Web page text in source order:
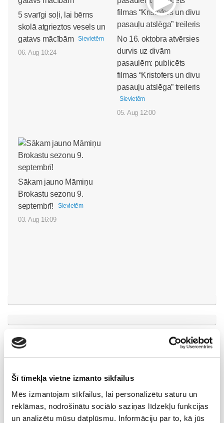
Šī tīmekļa vietne izmanto sīkfailus
Mēs izmantojam sīkfailus, lai personalizētu saturu un
reklāmas, nodrošinātu sociālo saziņas līdzekļu funkcijas
un analizētu mūsu datplūsmu. Informāciju par to, kā jūs
5 svarīgi soļi, lai bērns
skolā atgrieztos vesels un
gatavs mācībām
Sievietēm
06. Aug 10:24
No 16. oktobra atvērsies
durvis uz divām
pasaulēm: publicēts
filmas “Kristofers un divu
pasauļu atslēga” treileris
Sievietēm
05. Aug 12:00
Sākam jauno Māmiņu
Brokastu sezonu 9.
septembrī!
Sievietēm
03. Aug 16:09
Gerasimenko
Ķermeņa masāža
10.08 11:30-15:30
Izpārdots